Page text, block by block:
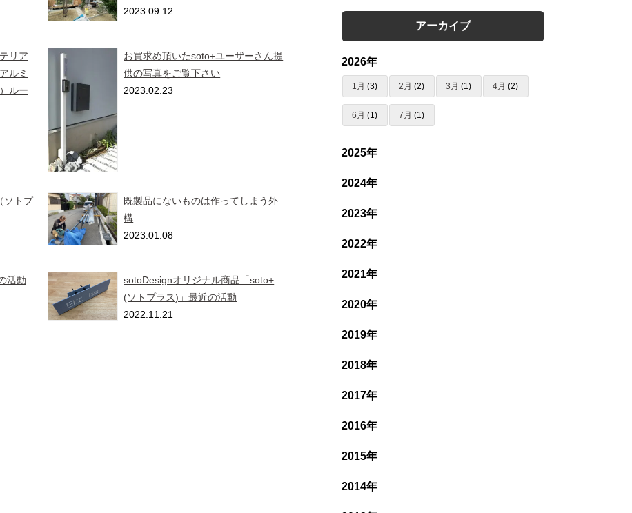
2023.09.12
リア
ルミ
ルー
お買求め頂いたsoto+ユーザーさん提
供の写真をご覧下さい
2023.02.23
ソトプ
既製品にないものは作ってしまう外
構
2023.01.08
活動
sotoDesignオリジナル商品「soto+
(ソトプラス)」最近の活動
2022.11.21
アーカイブ
2026年
1月 (3) 2月 (2) 3月 (1) 4月 (2)
6月 (1) 7月 (1)
2025年
2024年
2023年
2022年
2021年
2020年
2019年
2018年
2017年
2016年
2015年
2014年